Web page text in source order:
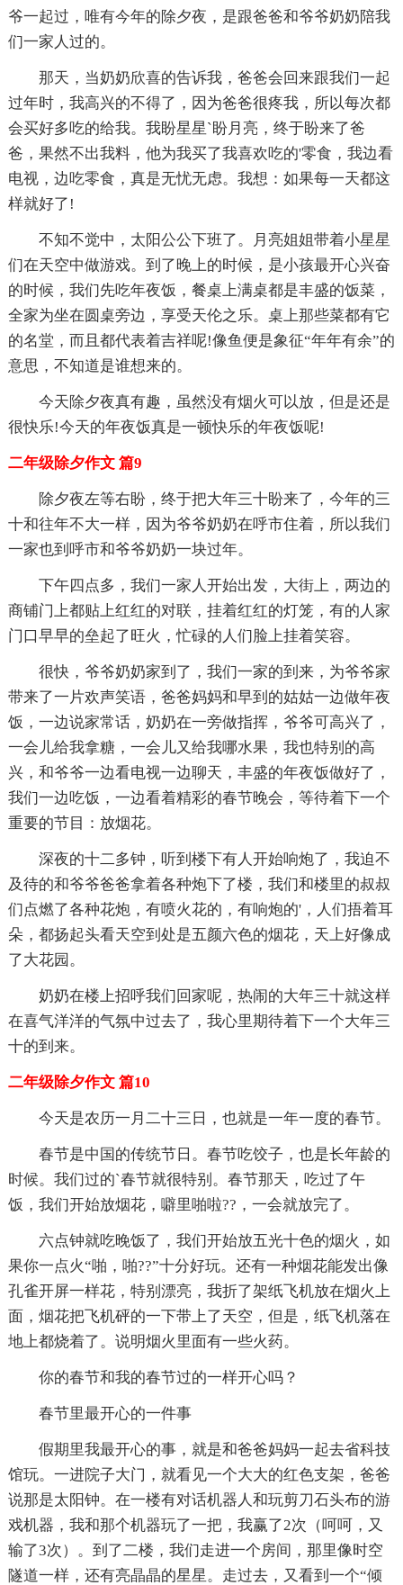
爷一起过，唯有今年的除夕夜，是跟爸爸和爷爷奶奶陪我
们一家人过的。
那天，当奶奶欣喜的告诉我，爸爸会回来跟我们一起
过年时，我高兴的不得了，因为爸爸很疼我，所以每次都
会买好多吃的给我。我盼星星ˋ盼月亮，终于盼来了爸
爸，果然不出我料，他为我买了我喜欢吃的'零食，我边看
电视，边吃零食，真是无忧无虑。我想：如果每一天都这
样就好了!
不知不觉中，太阳公公下班了。月亮姐姐带着小星星
们在天空中做游戏。到了晚上的时候，是小孩最开心兴奋
的时候，我们先吃年夜饭，餐桌上满桌都是丰盛的饭菜，
全家为坐在圆桌旁边，享受天伦之乐。桌上那些菜都有它
的名堂，而且都代表着吉祥呢!像鱼便是象征“年年有余”的
意思，不知道是谁想来的。
今天除夕夜真有趣，虽然没有烟火可以放，但是还是
很快乐!今天的年夜饭真是一顿快乐的年夜饭呢!
二年级除夕作文 篇9
除夕夜左等右盼，终于把大年三十盼来了，今年的三
十和往年不大一样，因为爷爷奶奶在呼市住着，所以我们
一家也到呼市和爷爷奶奶一块过年。
下午四点多，我们一家人开始出发，大街上，两边的
商铺门上都贴上红红的对联，挂着红红的灯笼，有的人家
门口早早的垒起了旺火，忙碌的人们脸上挂着笑容。
很快，爷爷奶奶家到了，我们一家的到来，为爷爷家
带来了一片欢声笑语，爸爸妈妈和早到的姑姑一边做年夜
饭，一边说家常话，奶奶在一旁做指挥，爷爷可高兴了，
一会儿给我拿糖，一会儿又给我哪水果，我也特别的高
兴，和爷爷一边看电视一边聊天，丰盛的年夜饭做好了，
我们一边吃饭，一边看着精彩的春节晚会，等待着下一个
重要的节目：放烟花。
深夜的十二多钟，听到楼下有人开始响炮了，我迫不
及待的和爷爷爸爸拿着各种炮下了楼，我们和楼里的叔叔
们点燃了各种花炮，有喷火花的，有响炮的'，人们捂着耳
朵，都扬起头看天空到处是五颜六色的烟花，天上好像成
了大花园。
奶奶在楼上招呼我们回家呢，热闹的大年三十就这样
在喜气洋洋的气氛中过去了，我心里期待着下一个大年三
十的到来。
二年级除夕作文 篇10
今天是农历一月二十三日，也就是一年一度的春节。
春节是中国的传统节日。春节吃饺子，也是长年龄的
时候。我们过的`春节就很特别。春节那天，吃过了午
饭，我们开始放烟花，噼里啪啦??，一会就放完了。
六点钟就吃晚饭了，我们开始放五光十色的烟火，如
果你一点火“啪，啪??”十分好玩。还有一种烟花能发出像
孔雀开屏一样花，特别漂亮，我折了架纸飞机放在烟火上
面，烟花把飞机砰的一下带上了天空，但是，纸飞机落在
地上都烧着了。说明烟火里面有一些火药。
你的春节和我的春节过的一样开心吗？
春节里最开心的一件事
假期里我最开心的事，就是和爸爸妈妈一起去省科技
馆玩。一进院子大门，就看见一个大大的红色支架，爸爸
说那是太阳钟。在一楼有对话机器人和玩剪刀石头布的游
戏机器，我和那个机器玩了一把，我赢了2次（呵呵，又
输了3次）。到了二楼，我们走进一个房间，那里像时空
隧道一样，还有亮晶晶的星星。走过去，又看到一个“倾